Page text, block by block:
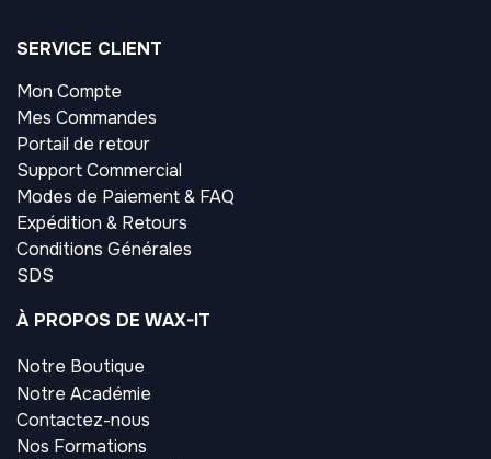
SERVICE CLIENT
Mon Compte
Mes Commandes
Portail de retour
Support Commercial
Modes de Paiement & FAQ
Expédition & Retours
Conditions Générales
SDS
À PROPOS DE WAX-IT
Notre Boutique
Notre Académie
Contactez-nous
Nos Formations